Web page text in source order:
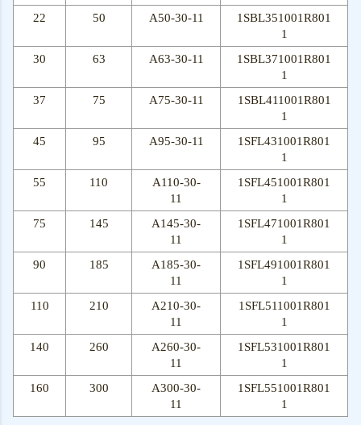
22
50 A50-30-11
1SBL351001R801
1
30
63 A63-30-11
1SBL371001R801
1
37
75 A75-30-11
1SBL411001R801
1
45
95 A95-30-11
1SFL431001R801
1
55
110
A110-30-
11
1SFL451001R801
1
75
145
A145-30-
11
1SFL471001R801
1
90
185
A185-30-
11
1SFL491001R801
1
110
210
A210-30-
11
1SFL511001R801
1
140
260
A260-30-
11
1SFL531001R801
1
160
300
A300-30-
11
1SFL551001R801
1